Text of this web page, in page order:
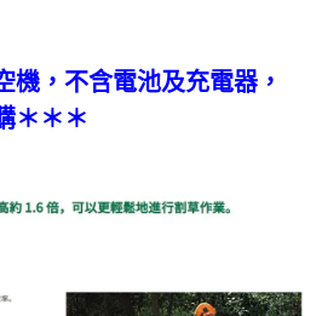
機，不含電池及充電器，
＊＊＊